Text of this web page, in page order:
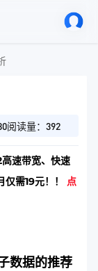
阅读量：392
速带宽、快速
需19元！！ 点
数据的推荐